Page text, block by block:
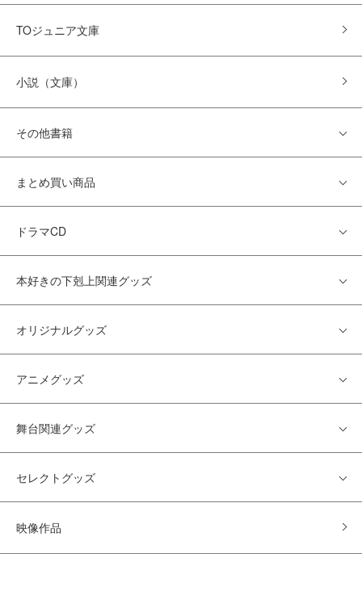
TOジュニア文庫
小説（文庫）
その他書籍
まとめ買い商品
ドラマCD
本好きの下剋上関連グッズ
オリジナルグッズ
アニメグッズ
舞台関連グッズ
セレクトグッズ
映像作品